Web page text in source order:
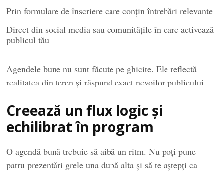
Prin formulare de înscriere care conțin întrebări relevante
Direct din social media sau comunitățile în care activează
publicul tău
Agendele bune nu sunt făcute pe ghicite. Ele reflectă
realitatea din teren și răspund exact nevoilor publicului.
Creează un flux logic și
echilibrat în program
O agendă bună trebuie să aibă un ritm. Nu poți pune
patru prezentări grele una după alta și să te aștepți ca